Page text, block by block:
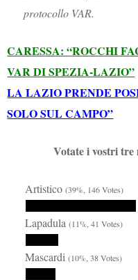
protocollo VAR.
CARESSA: “ROCCHI
VAR DI SPEZIA-LAZIO”
LA LAZIO PRENDE
SOLO SUL CAMPO”
Votate i vostri tre
Artistico(39%, 146 Votes)
Lapadula(11%, 41 Votes)
Mascardi(10%, 38 Votes)